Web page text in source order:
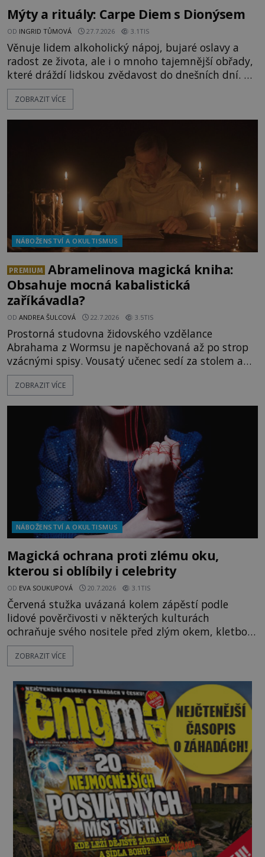
Mýty a rituály: Carpe Diem s Dionýsem
OD INGRID TŮMOVÁ 27.7.2026 3.1TIS
Věnuje lidem alkoholický nápoj, bujaré oslavy a
radost ze života, ale i o mnoho tajemnější obřady,
které dráždí lidskou zvědavost do dnešních dní. Co
doopravdy představuje bůh, jemuž Římané říkají
Bakchus? Mytologický příběh řeckého boha
ZOBRAZIT VÍCE
NÁBOŽENSTVÍ A OKULTISMUS
PREMIUM
Abramelinova magická kniha:
Obsahuje mocná kabalistická
zaříkávadla?
OD ANDREA ŠULCOVÁ 22.7.2026 3.5TIS
Prostorná studovna židovského vzdělance
Abrahama z Wormsu je napěchovaná až po strop
vzácnými spisy. Vousatý učenec sedí za stolem a
před sebou má rozložený jeden z nejzáhadnějších
magických textů. Jde o Abramelinův grimoár, který
kouzla, jak si někteří myslí, nebo jde o pouhou
pověru? Už šest měsíců pobývá
ZOBRAZIT VÍCE
NÁBOŽENSTVÍ A OKULTISMUS
Magická ochrana proti zlému oku,
kterou si oblíbily i celebrity
OD EVA SOUKUPOVÁ 20.7.2026 3.1TIS
Červená stužka uvázaná kolem zápěstí podle
lidové pověrčivosti v některých kulturách
ochraňuje svého nositele před zlým okem, kletbou,
která může přivodit neštěstí či nemoc. S tímto
nenápadným symbolem magické ochrany lze
nebo Leonarda DiCapria. Na Blízkém východě a v
židovských komunitách po celém světě, je
ZOBRAZIT VÍCE